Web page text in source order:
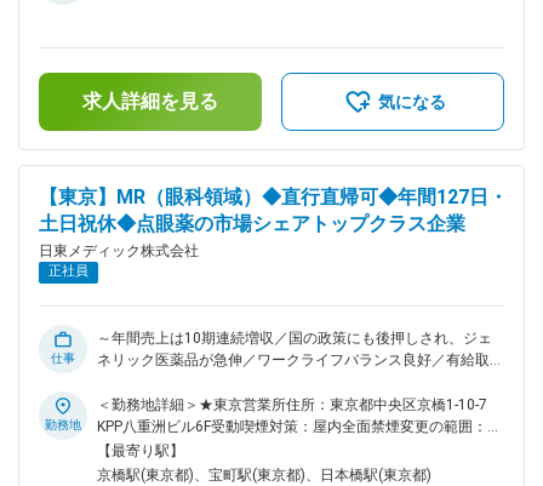
いただける環境です◎ ・残業：平均で10時間以下 ・転勤無し
・有給取得：平均約12日・消化率50%以上 ・育休取得率：
90%以上 ・借り上げ社宅制度あり（条件あり） ・賞与実績5.2
ドラッグストアなどで手にする目薬の3割強が当社で製造して
いる製品です。 ◇薬事法改正に伴う医薬品の製造委託の全面解
禁と、医療費抑制のためのジェネリック医薬品の普及が後押し
となっており、年間売上は10期連続増収です。 ◇今後は、海
外事業に力を入れていく動きを取っております。今まで国内事
薬を手元で使用している患者様とは直接お会いする機会はあり
ません。しかし、なくてはならないものとして手元においてい
みます。 ◇「それぞれに、今日以上を目指す」 医薬品製造の
基本は、確かな品質の製品を使用者の負担やコストを抑え、安
定供給してゆくことです。原料の受け入れから製造・出荷、営
業・販売までそれぞれ立場は異なりますが、今日以上の完璧を
回（計5ヶ月／前年度実績）※交代勤務手当あり：5,000円／日
（※（5）22：00～は8,000円／日）賃金はあくまでも目安の
金額であり、選考を通じて上下する可能性があります。月給
求人詳細を見る 気になる
【東京】MR（眼科領域）◆直行直帰可◆年間127日・
土日祝休◆点眼薬の市場シェアトップクラス企業
日東メディック株式会社
正社員
仕事
～年間売上は10期連続増収／国の政策にも後押しされ、ジェ
ネリック医薬品が急伸／ワークライフバランス良好／有給取得
病院、眼科科をメインに、開業医などに当社製品の情報提供及
び医療現場の情報収集を行っていきます。お客様と良好な関係
を構築していきます。 ■業務詳細： ◇自身が担当するエリアで
の日常の営業活動を担当します。スケジュールの立て方は裁量
勤務地
＜勤務地詳細＞★東京営業所住所：東京都中央区京橋1-10-7
KPP八重洲ビル6F受動喫煙対策：屋内全面禁煙変更の範囲：会
社の定める事業所（リモートワーク含む）
【最寄り駅】
京橋駅(東京都)、宝町駅(東京都)、日本橋駅(東京都)